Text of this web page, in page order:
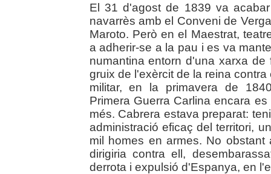
El 31 d'agost de 1839 va
navarrès amb el Conveni de
Maroto. Però en el Maestrat,
a adherir-se a la pau i es va
numantina entorn d'una xarxa
gruix de l'exèrcit de la reina
militar, en la primavera de
Primera Guerra Carlina encara
més. Cabrera estava preparat:
administració eficaç del territori,
mil homes en armes. No
dirigiria contra ell,
derrota i expulsió d'Espanya, en